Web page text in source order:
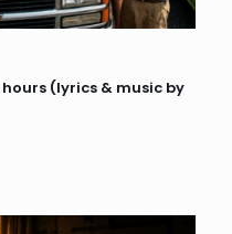
(lyrics & music by